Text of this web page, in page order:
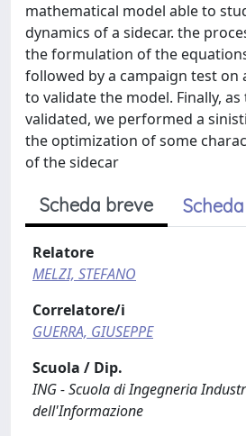
mathematical model able to
dynamics of a sidecar. the
the formulation of the
followed by a campaign test on
to validate the model. Finally,
validated, we performed a
the optimization of some
of the sidecar
Scheda breve
Relatore
MELZI, STEFANO
Correlatore/i
GUERRA, GIUSEPPE
Scuola / Dip.
ING - Scuola di Ingegneria
dell'Informazione